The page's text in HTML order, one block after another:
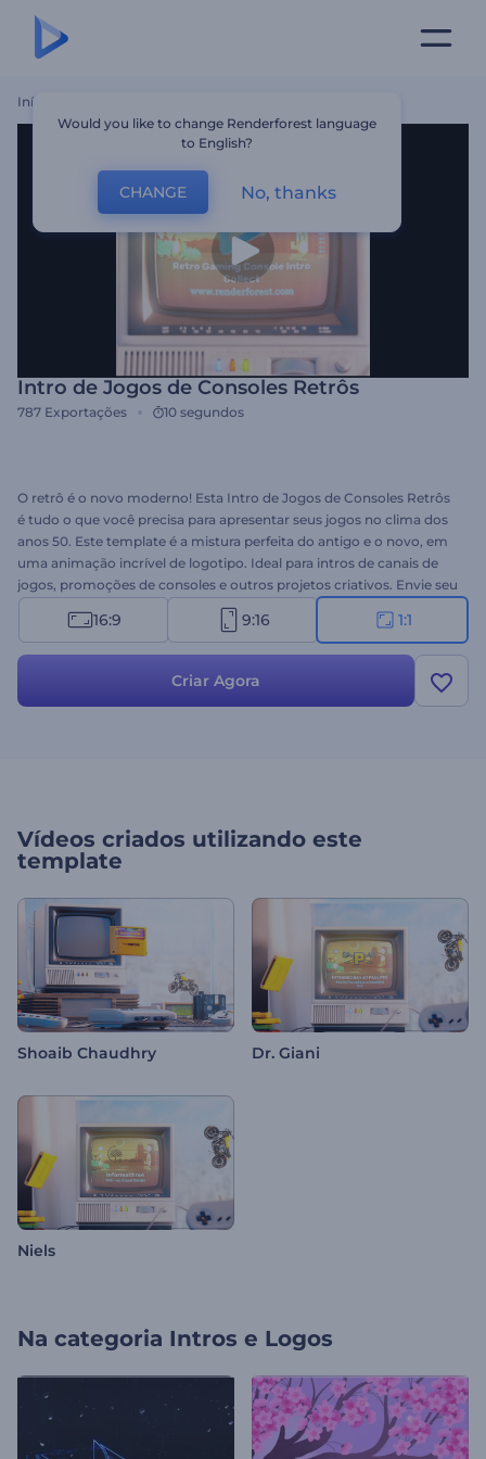
Início
Intro de Jogos de Consoles Retrôs
787 Exportações 10 segundos
O retrô é o novo moderno! Esta Intro de Jogos de Consoles Retrôs
é tudo o que você precisa para apresentar seus jogos no clima dos
anos 50. Este template é a mistura perfeita do antigo e o novo, em
uma animação incrível de logotipo. Ideal para intros de canais de
jogos, promoções de consoles e outros projetos criativos. Envie seu
logo, digite seu slogan e crie uma animação em vídeo de alta
resolução em poucos cliques. Experimente agora!
16:9 9:16 1:1
Criar Agora
Vídeos criados utilizando este
template
Shoaib Chaudhry Dr. Giani
Niels
Na categoria Intros e Logos
Would you like to change Renderforest language
to English?
CHANGE No, thanks